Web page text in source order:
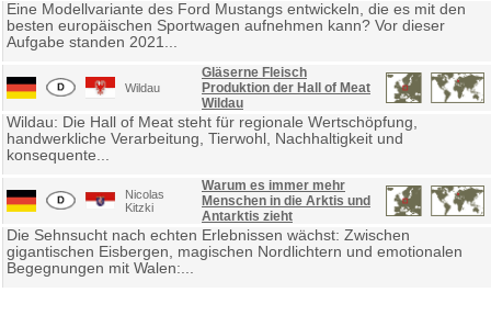
Eine Modellvariante des Ford Mustangs entwickeln, die es mit den
besten europäischen Sportwagen aufnehmen kann? Vor dieser
Aufgabe standen 2021...
Wildau
Gläserne Fleisch
Produktion der Hall of Meat
Wildau
Wildau: Die Hall of Meat steht für regionale Wertschöpfung,
handwerkliche Verarbeitung, Tierwohl, Nachhaltigkeit und
konsequente...
Nicolas
Kitzki
Warum es immer mehr
Menschen in die Arktis und
Antarktis zieht
Die Sehnsucht nach echten Erlebnissen wächst: Zwischen
gigantischen Eisbergen, magischen Nordlichtern und emotionalen
Begegnungen mit Walen:...